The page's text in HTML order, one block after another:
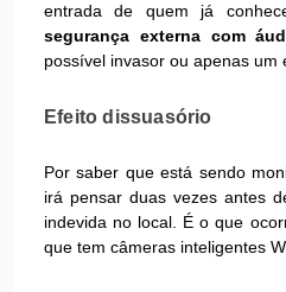
entrada de quem já
segurança externa com
possível invasor ou apenas um
Efeito dissuasório
Por saber que está sendo
irá pensar duas vezes antes
indevida no local. É o que
que tem câmeras inteligentes